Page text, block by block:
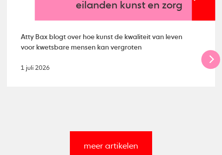
eilanden kunst en zorg
Atty Bax blogt over hoe kunst de kwaliteit van leven
voor kwetsbare mensen kan vergroten
1 juli 2026
meer artikelen